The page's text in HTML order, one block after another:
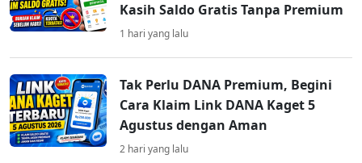
Kasih Saldo Gratis Tanpa Premium
1 hari yang lalu
Tak Perlu DANA Premium, Begini
Cara Klaim Link DANA Kaget 5
Agustus dengan Aman
2 hari yang lalu